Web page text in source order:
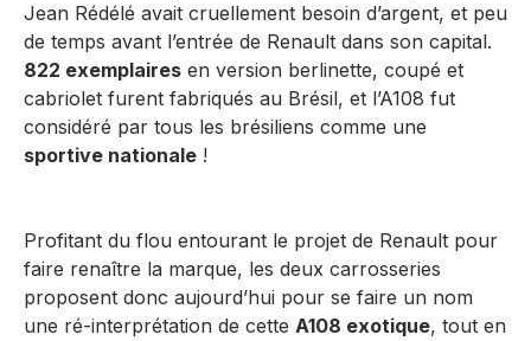
Jean Rédélé avait cruellement besoin d’argent, et peu
de temps avant l’entrée de Renault dans son capital.
822 exemplaires en version berlinette, coupé et
cabriolet furent fabriqués au Brésil, et l’A108 fut
considéré par tous les brésiliens comme une
sportive nationale !
Profitant du flou entourant le projet de Renault pour
faire renaître la marque, les deux carrosseries
proposent donc aujourd’hui pour se faire un nom
une ré-interprétation de cette A108 exotique, tout en